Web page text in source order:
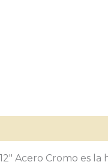
Acero Cromo es